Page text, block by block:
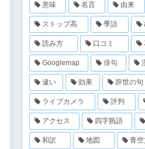
意味 名言 由来
ストップ高 季語
読み方 口コミ
Googlemap 俳句
違い 効果 辞世の句
ライブカメラ 評判
アクセス 四字熟語
和訳 地図 青